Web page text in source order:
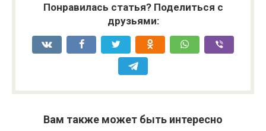
Понравилась статья? Поделиться с
друзьями:
Вам также может быть интересно